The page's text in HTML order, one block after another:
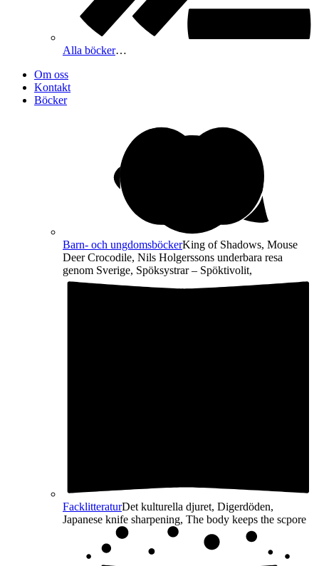
Alla böcker…
Om oss
Kontakt
Böcker
Barn- och ungdomsböckerKing of Shadows, Mouse
Deer Crocodile, Nils Holgerssons underbara resa
genom Sverige, Spöksystrar – Spöktivolit,
FacklitteraturDet kulturella djuret, Digerdöden,
Japanese knife sharpening, The body keeps the scpore